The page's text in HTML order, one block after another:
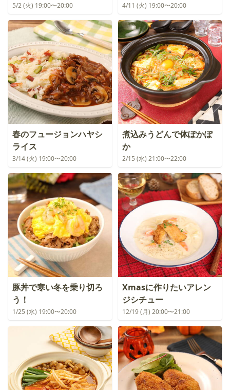
5/2 (火) 19:00〜20:00 4/11 (火) 19:00〜20:00
春のフュージョンハヤシ
ライス
3/14 (火) 19:00〜20:00
煮込みうどんで体ぽかぽ
か
2/15 (水) 21:00〜22:00
豚丼で寒い冬を乗り切ろ
う！
1/25 (水) 19:00〜20:00
Xmasに作りたいアレン
ジシチュー
12/19 (月) 20:00〜21:00